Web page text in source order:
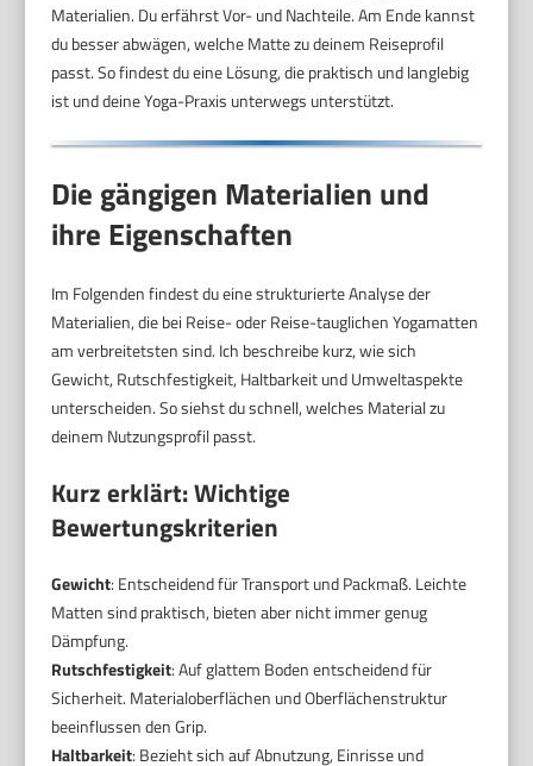
Materialien. Du erfährst Vor- und Nachteile. Am Ende kannst
du besser abwägen, welche Matte zu deinem Reiseprofil
passt. So findest du eine Lösung, die praktisch und langlebig
ist und deine Yoga-Praxis unterwegs unterstützt.
Die gängigen Materialien und
ihre Eigenschaften
Im Folgenden findest du eine strukturierte Analyse der
Materialien, die bei Reise- oder Reise-tauglichen Yogamatten
am verbreitetsten sind. Ich beschreibe kurz, wie sich
Gewicht, Rutschfestigkeit, Haltbarkeit und Umweltaspekte
unterscheiden. So siehst du schnell, welches Material zu
deinem Nutzungsprofil passt.
Kurz erklärt: Wichtige
Bewertungskriterien
Gewicht: Entscheidend für Transport und Packmaß. Leichte
Matten sind praktisch, bieten aber nicht immer genug
Dämpfung.
Rutschfestigkeit: Auf glattem Boden entscheidend für
Sicherheit. Materialoberflächen und Oberflächenstruktur
beeinflussen den Grip.
Haltbarkeit: Bezieht sich auf Abnutzung, Einrisse und